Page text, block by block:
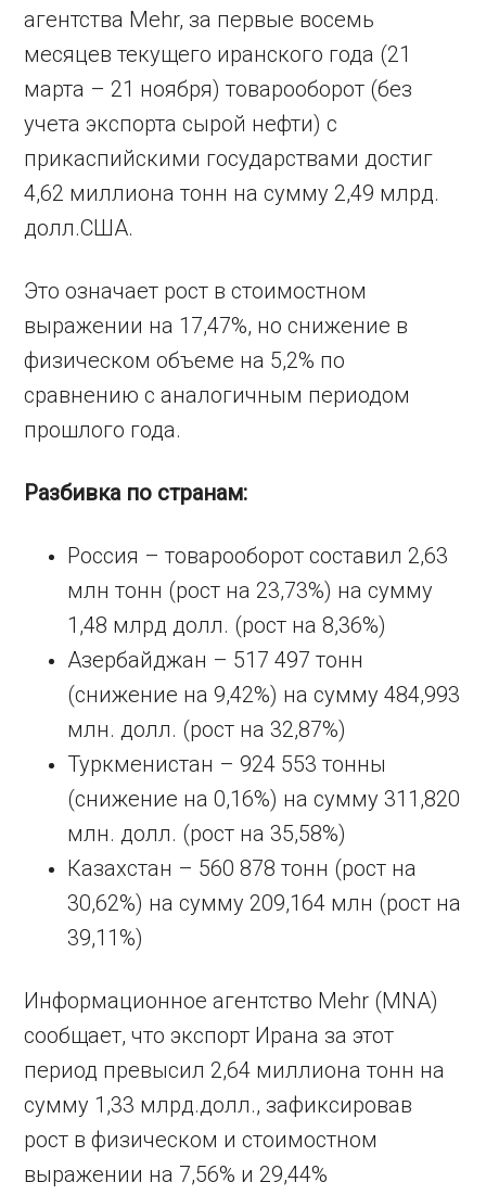
агентства Mehr, за первые восемь
месяцев текущего иранского года (21
марта – 21 ноября) товарооборот (без
учета экспорта сырой нефти) с
прикаспийскими государствами достиг
4,62 миллиона тонн на сумму 2,49 млрд.
долл.США.
Это означает рост в стоимостном
выражении на 17,47%, но снижение в
физическом объеме на 5,2% по
сравнению с аналогичным периодом
прошлого года.
Разбивка по странам:
Россия – товарооборот составил 2,63
млн тонн (рост на 23,73%) на сумму
1,48 млрд долл. (рост на 8,36%)
Азербайджан – 517 497 тонн
(снижение на 9,42%) на сумму 484,993
млн. долл. (рост на 32,87%)
Туркменистан – 924 553 тонны
(снижение на 0,16%) на сумму 311,820
млн. долл. (рост на 35,58%)
Казахстан – 560 878 тонн (рост на
30,62%) на сумму 209,164 млн (рост на
39,11%)
Информационное агентство Mehr (MNA)
сообщает, что экспорт Ирана за этот
период превысил 2,64 миллиона тонн на
сумму 1,33 млрд.долл., зафиксировав
рост в физическом и стоимостном
выражении на 7,56% и 29,44%